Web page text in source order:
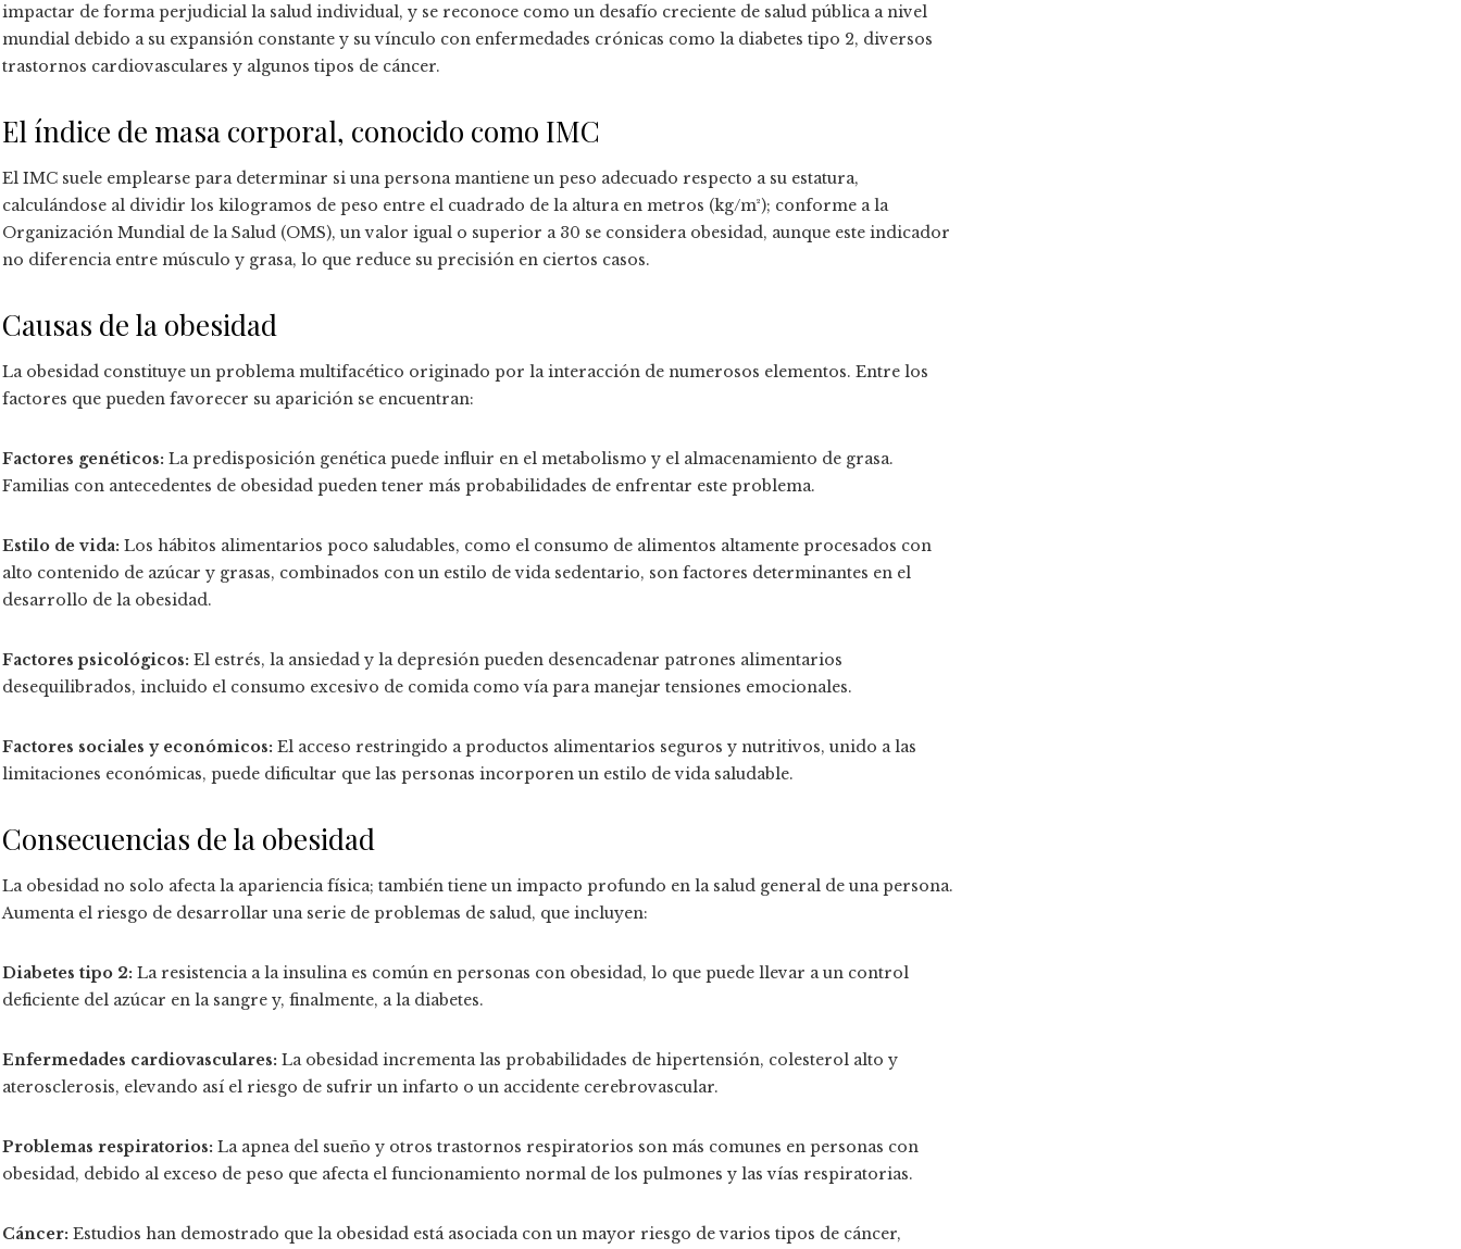
impactar de forma perjudicial la salud individual, y se reconoce como un desafío creciente de salud pública a nivel
mundial debido a su expansión constante y su vínculo con enfermedades crónicas como la diabetes tipo 2, diversos
trastornos cardiovasculares y algunos tipos de cáncer.
El índice de masa corporal, conocido como IMC
El IMC suele emplearse para determinar si una persona mantiene un peso adecuado respecto a su estatura,
calculándose al dividir los kilogramos de peso entre el cuadrado de la altura en metros (kg/m²); conforme a la
Organización Mundial de la Salud (OMS), un valor igual o superior a 30 se considera obesidad, aunque este indicador
no diferencia entre músculo y grasa, lo que reduce su precisión en ciertos casos.
Causas de la obesidad
La obesidad constituye un problema multifacético originado por la interacción de numerosos elementos. Entre los
factores que pueden favorecer su aparición se encuentran:
Factores genéticos: La predisposición genética puede influir en el metabolismo y el almacenamiento de grasa.
Familias con antecedentes de obesidad pueden tener más probabilidades de enfrentar este problema.
Estilo de vida: Los hábitos alimentarios poco saludables, como el consumo de alimentos altamente procesados con
alto contenido de azúcar y grasas, combinados con un estilo de vida sedentario, son factores determinantes en el
desarrollo de la obesidad.
Factores psicológicos: El estrés, la ansiedad y la depresión pueden desencadenar patrones alimentarios
desequilibrados, incluido el consumo excesivo de comida como vía para manejar tensiones emocionales.
Factores sociales y económicos: El acceso restringido a productos alimentarios seguros y nutritivos, unido a las
limitaciones económicas, puede dificultar que las personas incorporen un estilo de vida saludable.
Consecuencias de la obesidad
La obesidad no solo afecta la apariencia física; también tiene un impacto profundo en la salud general de una persona.
Aumenta el riesgo de desarrollar una serie de problemas de salud, que incluyen:
Diabetes tipo 2: La resistencia a la insulina es común en personas con obesidad, lo que puede llevar a un control
deficiente del azúcar en la sangre y, finalmente, a la diabetes.
Enfermedades cardiovasculares: La obesidad incrementa las probabilidades de hipertensión, colesterol alto y
aterosclerosis, elevando así el riesgo de sufrir un infarto o un accidente cerebrovascular.
Problemas respiratorios: La apnea del sueño y otros trastornos respiratorios son más comunes en personas con
obesidad, debido al exceso de peso que afecta el funcionamiento normal de los pulmones y las vías respiratorias.
Cáncer: Estudios han demostrado que la obesidad está asociada con un mayor riesgo de varios tipos de cáncer,